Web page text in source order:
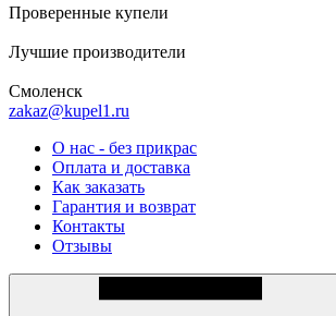
Проверенные купели
Лучшие производители
Смоленск
zakaz@kupel1.ru
О нас - без прикрас
Оплата и доставка
Как заказать
Гарантия и возврат
Контакты
Отзывы